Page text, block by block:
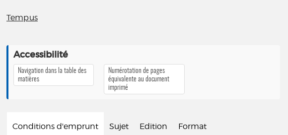
Tempus
Accessibilité
Navigation dans la table des
matières
Numérotation de pages
équivalente au document
imprimé
Conditions d'emprunt Sujet Edition Format